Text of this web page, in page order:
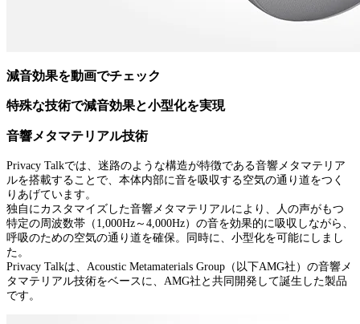
減音効果を動画でチェック
特殊な技術で減音効果と小型化を実現
音響メタマテリアル技術
Privacy Talkでは、迷路のような構造が特徴である音響メタマテリア
ルを搭載することで、本体内部に音を吸収する空気の通り道をつく
りあげています。
独自にカスタマイズした音響メタマテリアルにより、人の声がもつ
特定の周波数帯（1,000Hz～4,000Hz）の音を効果的に吸収しながら、
呼吸のための空気の通り道を確保。同時に、小型化を可能にしまし
た。
Privacy Talkは、Acoustic Metamaterials Group（以下AMG社）の音響メ
タマテリアル技術をベースに、AMG社と共同開発して誕生した製品
です。